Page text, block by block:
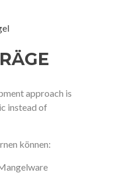
approach is
instead of
können: